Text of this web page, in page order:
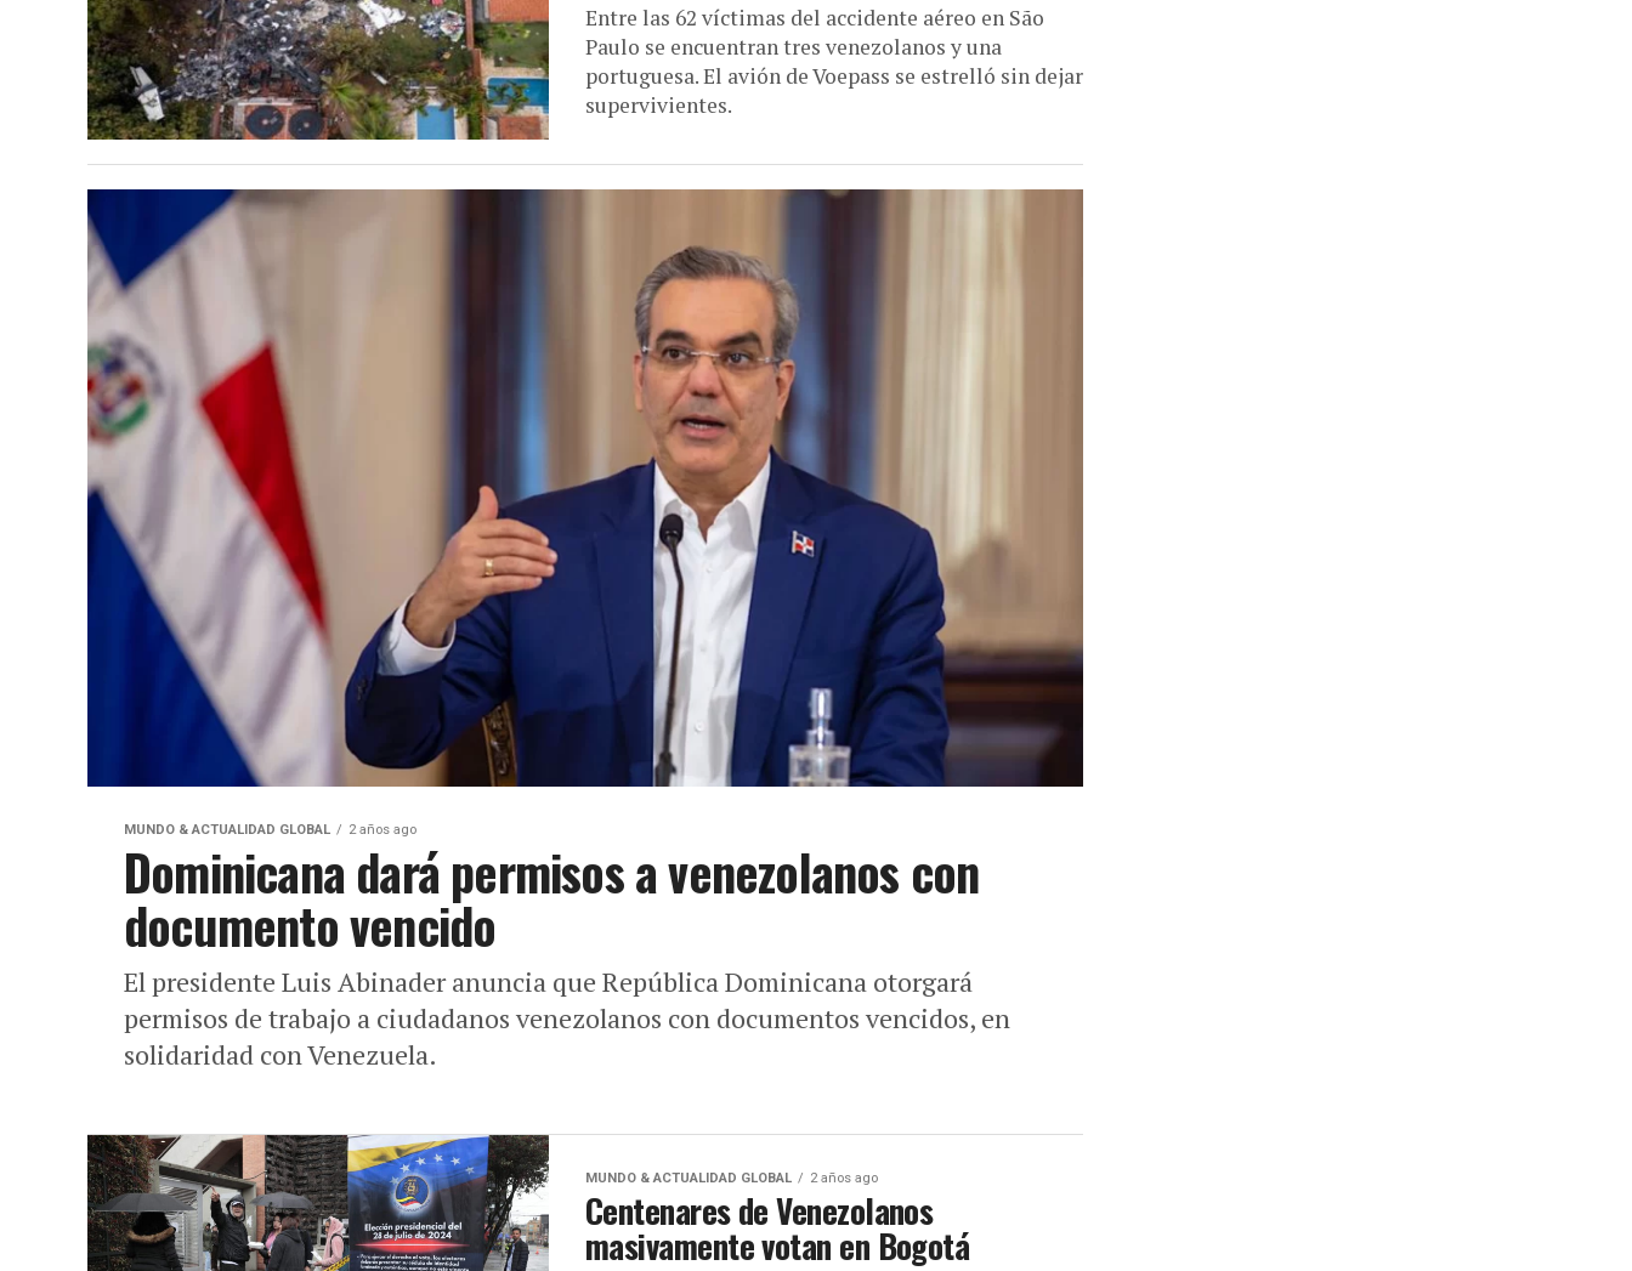
Entre las 62 víctimas del accidente aéreo en São
Paulo se encuentran tres venezolanos y una
portuguesa. El avión de Voepass se estrelló sin dejar
supervivientes.
MUNDO & ACTUALIDAD GLOBAL 2 años ago
Dominicana dará permisos a venezolanos con
documento vencido
El presidente Luis Abinader anuncia que República Dominicana otorgará
permisos de trabajo a ciudadanos venezolanos con documentos vencidos, en
solidaridad con Venezuela.
MUNDO & ACTUALIDAD GLOBAL 2 años ago
Centenares de Venezolanos
masivamente votan en Bogotá